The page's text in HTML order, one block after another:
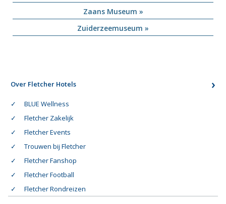
Zaans Museum »
Zuiderzeemuseum »
Over Fletcher Hotels
BLUE Wellness
Fletcher Zakelijk
Fletcher Events
Trouwen bij Fletcher
Fletcher Fanshop
Fletcher Football
Fletcher Rondreizen